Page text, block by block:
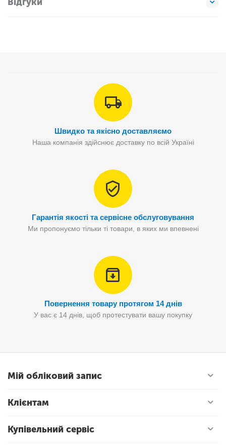
Швидко та якісно доставляємо
Наша компанія здійснює доставку по всій Україні
Гарантія якості та сервісне обслуговування
Ми пропонуємо тільки ті товари, в яких ми впевнені
Повернення товару протягом 14 днів
У вас є 14 днів, щоб протестувати вашу покупку
Мій обліковий запис
Клієнтам
Купівельний сервіс